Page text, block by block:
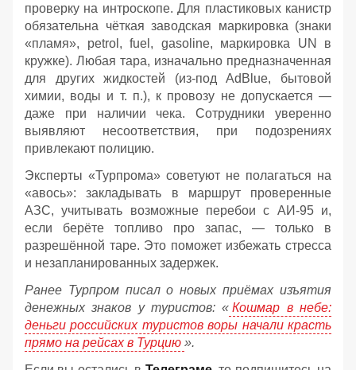
проверку на интроскопе. Для пластиковых канистр
обязательна чёткая заводская маркировка (знаки
«пламя», petrol, fuel, gasoline, маркировка UN в
кружке). Любая тара, изначально предназначенная
для других жидкостей (из‑под AdBlue, бытовой
химии, воды и т. п.), к провозу не допускается —
даже при наличии чека. Сотрудники уверенно
выявляют несоответствия, при подозрениях
привлекают полицию.
Эксперты «Турпрома» советуют не полагаться на
«авось»: закладывать в маршрут проверенные
АЗС, учитывать возможные перебои с АИ‑95 и,
если берёте топливо про запас, — только в
разрешённой таре. Это поможет избежать стресса
и незапланированных задержек.
Ранее Турпром писал о новых приёмах изъятия
денежных знаков у туристов: « Кошмар в небе:
деньги российских туристов воры начали красть
прямо на рейсах в Турцию ».